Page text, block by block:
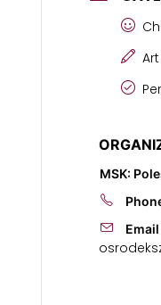
Art
MSK:
Email